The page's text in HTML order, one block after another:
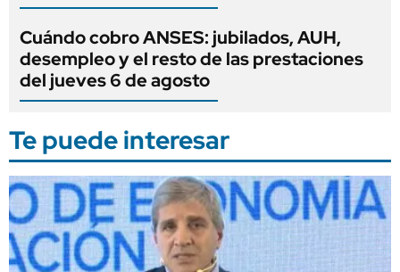
Cuándo cobro ANSES: jubilados, AUH,
desempleo y el resto de las prestaciones
del jueves 6 de agosto
Te puede interesar